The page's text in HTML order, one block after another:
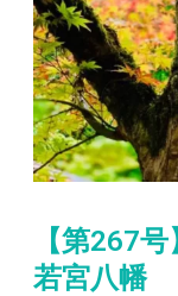
【第267
若宮八幡